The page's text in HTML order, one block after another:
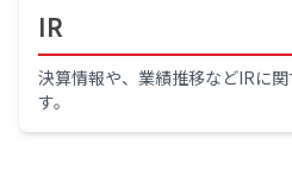
IR
決算情報や、業績推移などIRに
す。